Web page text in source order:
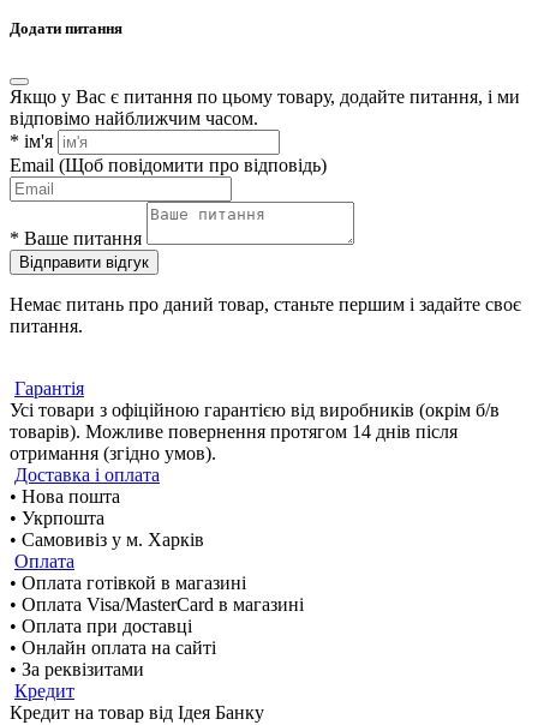
Додати питання
Якщо у Вас є питання по цьому товару, додайте питання, і ми
відповімо найближчим часом.
* ім'я
Email (Щоб повідомити про відповідь)
* Ваше питання
Відправити відгук
Немає питань про даний товар, станьте першим і задайте своє
питання.
Гарантія
Усі товари з офіційною гарантією від виробників (окрім б/в
товарів). Можливе повернення протягом 14 днів після
отримання (згідно умов).
Доставка і оплата
• Нова пошта
• Укрпошта
• Самовивіз у м. Харків
Оплата
• Оплата готівкой в магазині
• Оплата Visa/MasterCard в магазині
• Оплата при доставці
• Онлайн оплата на сайті
• За реквізитами
Кредит
Кредит на товар від Ідея Банку